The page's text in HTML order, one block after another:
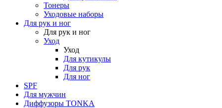
Тонеры
Уходовые наборы
Для рук и ног
Для рук и ног
Уход
Уход
Для кутикулы
Для рук
Для ног
SPF
Для мужчин
Диффузоры TONKA